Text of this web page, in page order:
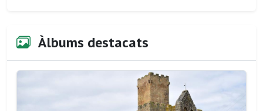
Àlbums destacats